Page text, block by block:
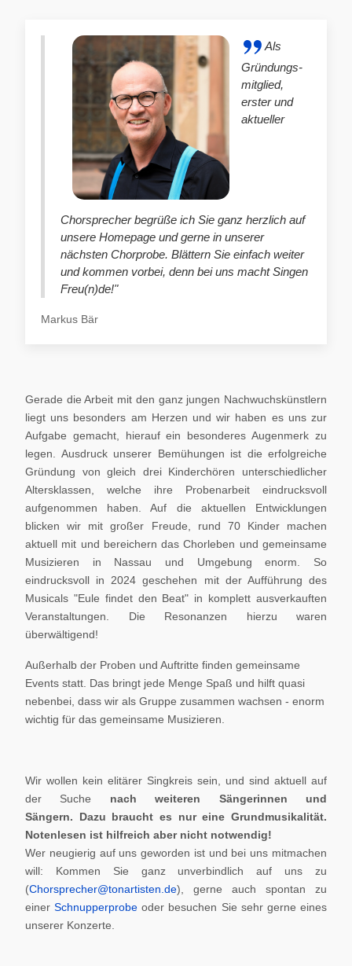
Als
Gründungs-
mitglied,
erster und
aktueller
Chorsprecher begrüße ich Sie ganz herzlich auf
unsere Homepage und gerne in unserer
nächsten Chorprobe. Blättern Sie einfach weiter
und kommen vorbei, denn bei uns macht Singen
Freu(n)de!"
Markus Bär
Gerade die Arbeit mit den ganz jungen Nachwuchskünstlern
liegt uns besonders am Herzen und wir haben es uns zur
Aufgabe gemacht, hierauf ein besonderes Augenmerk zu
legen. Ausdruck unserer Bemühungen ist die erfolgreiche
Gründung von gleich drei Kinderchören unterschiedlicher
Altersklassen, welche ihre Probenarbeit eindrucksvoll
aufgenommen haben. Auf die aktuellen Entwicklungen
blicken wir mit großer Freude, rund 70 Kinder machen
aktuell mit und bereichern das Chorleben und gemeinsame
Musizieren in Nassau und Umgebung enorm. So
eindrucksvoll in 2024 geschehen mit der Aufführung des
Musicals "Eule findet den Beat" in komplett ausverkauften
Veranstaltungen. Die Resonanzen hierzu waren
überwältigend!
Außerhalb der Proben und Auftritte finden gemeinsame
Events statt. Das bringt jede Menge Spaß und hilft quasi
nebenbei, dass wir als Gruppe zusammen wachsen - enorm
wichtig für das gemeinsame Musizieren.
Wir wollen kein elitärer Singkreis sein, und sind aktuell auf
der Suche nach weiteren Sängerinnen und
Sängern. Dazu braucht es nur eine Grundmusikalität.
Notenlesen ist hilfreich aber nicht notwendig!
Wer neugierig auf uns geworden ist und bei uns mitmachen
will: Kommen Sie ganz unverbindlich auf uns zu
(Chorsprecher@tonartisten.de), gerne auch spontan zu
einerSchnupperprobe oder besuchen Sie sehr gerne eines
unserer Konzerte.